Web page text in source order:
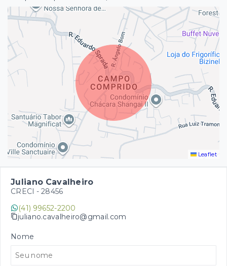
Leaflet
Juliano Cavalheiro
CRECI - 28456
(41) 99652-2200
juliano.cavalheiro@gmail.com
Nome